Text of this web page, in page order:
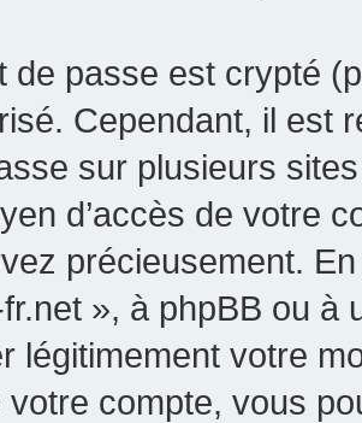
de passe est crypté
Cependant, il est
sur plusieurs
d’accès de votre
précieusement.
», à phpBB ou à
légitimement votre
votre compte, vous